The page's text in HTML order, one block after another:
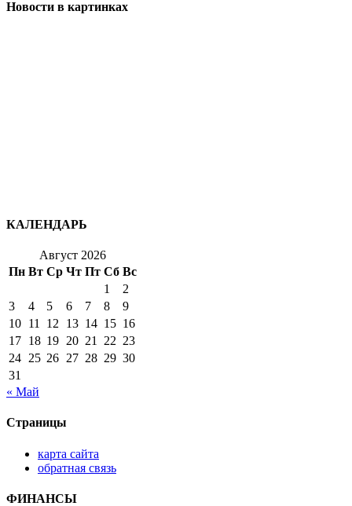
Новости в картинках
КАЛЕНДАРЬ
Август 2026
Пн Вт Ср Чт Пт Сб Вс
1
2
3
4 5 6 7 8
9
10 11 12 13 14 15 16
17 18 19 20 21 22 23
24 25 26 27 28 29 30
31
« Май
Страницы
карта сайта
обратная связь
ФИНАНСЫ